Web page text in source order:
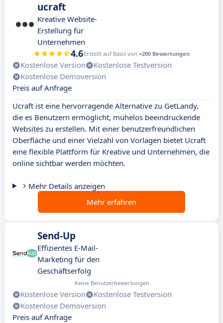
ucraft
Kreative Website-
Erstellung für
Unternehmen
4.6Erstellt auf Basis von +200 Bewertungen
Kostenlose Version
Kostenlose Testversion
Kostenlose Demoversion
Preis auf Anfrage
Ucraft ist eine hervorragende Alternative zu GetLandy,
die es Benutzern ermöglicht, mühelos beeindruckende
Websites zu erstellen. Mit einer benutzerfreundlichen
Oberfläche und einer Vielzahl von Vorlagen bietet Ucraft
eine flexible Plattform für Kreative und Unternehmen, die
online sichtbar werden möchten.
Mehr Details anzeigen
Mehr erfahren
Send-Up
Effizientes E-Mail-
Marketing für den
Geschäftserfolg
Keine Benutzerbewertungen
Kostenlose Version
Kostenlose Testversion
Kostenlose Demoversion
Preis auf Anfrage